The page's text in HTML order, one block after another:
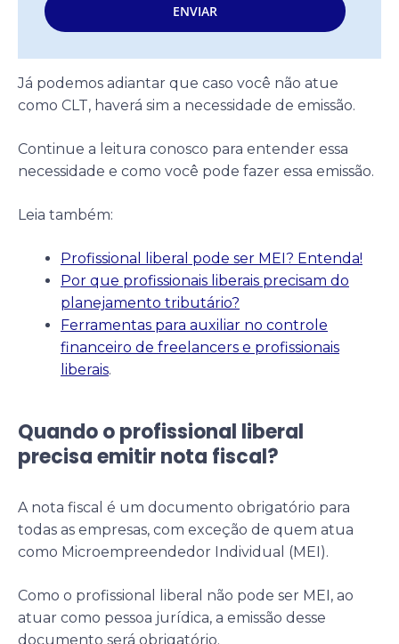
ENVIAR
Já podemos adiantar que caso você não atue
como CLT, haverá sim a necessidade de emissão.
Continue a leitura conosco para entender essa
necessidade e como você pode fazer essa emissão.
Leia também:
Profissional liberal pode ser MEI? Entenda!
Por que profissionais liberais precisam do
planejamento tributário?
Ferramentas para auxiliar no controle
financeiro de freelancers e profissionais
liberais.
Quando o profissional liberal
precisa emitir nota fiscal?
A nota fiscal é um documento obrigatório para
todas as empresas, com exceção de quem atua
como Microempreendedor Individual (MEI).
Como o profissional liberal não pode ser MEI, ao
atuar como pessoa jurídica, a emissão desse
documento será obrigatório.